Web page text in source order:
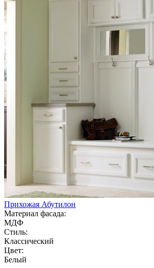
Прихожая Абутилон
Материал фасада:
МДФ
Стиль:
Классический
Цвет:
Белый